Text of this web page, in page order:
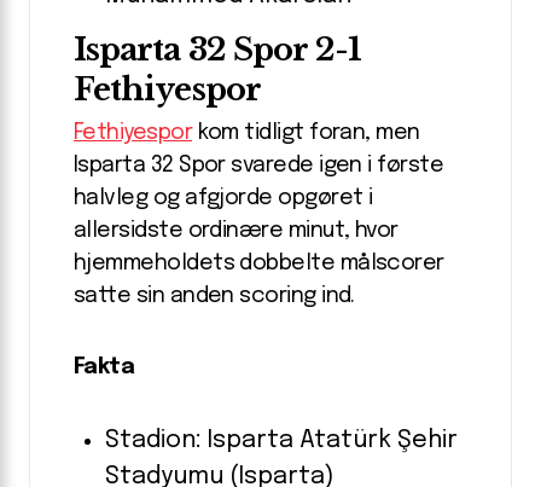
Isparta 32 Spor 2-1
Fethiyespor
Fethiyesporkom tidligt foran, men
Isparta 32 Spor svarede igen i første
halvleg og afgjorde opgøret i
allersidste ordinære minut, hvor
hjemmeholdets dobbelte målscorer
satte sin anden scoring ind.
Fakta
Stadion: Isparta Atatürk Şehir
Stadyumu (Isparta)